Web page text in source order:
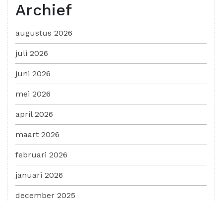
Archief
augustus 2026
juli 2026
juni 2026
mei 2026
april 2026
maart 2026
februari 2026
januari 2026
december 2025